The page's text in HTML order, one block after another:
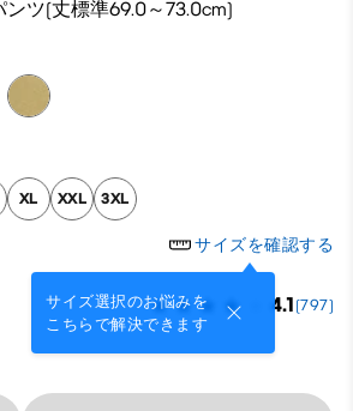
ツ(丈標準69.0～73.0cm)
XL XXL 3XL
サイズを確認する
サイズ選択のお悩みを
こちらで解決できます
4.1 (797)